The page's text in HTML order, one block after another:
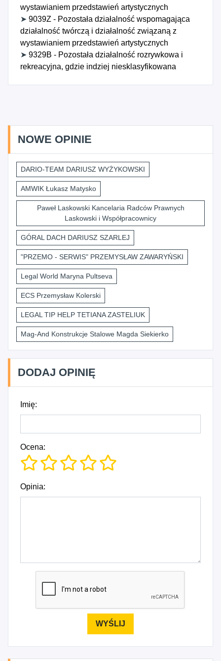
wystawianiem przedstawień artystycznych
➤ 9039Z - Pozostała działalność wspomagająca
działalność twórczą i działalność związaną z
wystawianiem przedstawień artystycznych
➤ 9329B - Pozostała działalność rozrywkowa i
rekreacyjna, gdzie indziej niesklasyfikowana
NOWE OPINIE
DARIO-TEAM DARIUSZ WYŻYKOWSKI
AMWIK Łukasz Matysko
Paweł Laskowski Kancelaria Radców Prawnych
Laskowski i Współpracownicy
GÓRAL DACH DARIUSZ SZARLEJ
"PRZEMO - SERWIS" PRZEMYSŁAW ZAWARYŃSKI
Legal World Maryna Pultseva
ECS Przemysław Kolerski
LEGAL TIP HELP TETIANA ZASTELIUK
Mag-And Konstrukcje Stalowe Magda Siekierko
DODAJ OPINIĘ
Imię:
Ocena:
Opinia: